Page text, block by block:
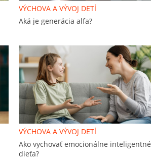
VÝCHOVA A VÝVOJ DETÍ
Aká je generácia alfa?
VÝCHOVA A VÝVOJ DETÍ
Ako vychovať emocionálne inteligentné
dieťa?